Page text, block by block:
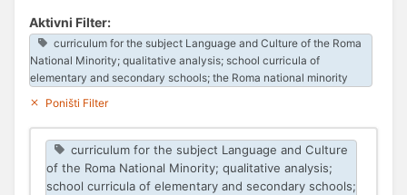
Aktivni Filter:
curriculum for the subject Language and Culture of the Roma
National Minority; qualitative analysis; school curricula of
elementary and secondary schools; the Roma national minority
Poništi Filter
curriculum for the subject Language and Culture
of the Roma National Minority; qualitative analysis;
school curricula of elementary and secondary schools;